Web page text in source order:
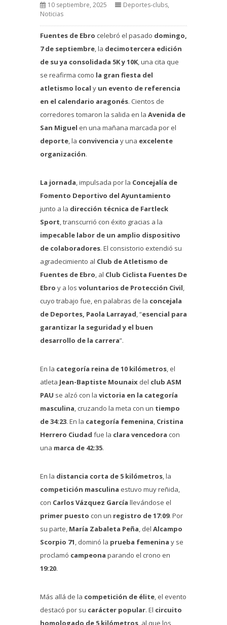
10 septiembre, 2025 Deportes-clubs,
Noticias
Fuentes de Ebro celebró el pasado domingo,
7 de septiembre, la decimotercera edición
de su ya consolidada 5K y 10K, una cita que
se reafirma como la gran fiesta del
atletismo local y un evento de referencia
en el calendario aragonés. Cientos de
corredores tomaron la salida en la Avenida de
San Miguel en una mañana marcada por el
deporte, la convivencia y una excelente
organización.
La jornada, impulsada por la Concejalía de
Fomento Deportivo del Ayuntamiento
junto a la dirección técnica de Fartleck
Sport, transcurrió con éxito gracias a la
impecable labor de un amplio dispositivo
de colaboradores. El consistorio extendió su
agradecimiento al Club de Atletismo de
Fuentes de Ebro, al Club Ciclista Fuentes De
Ebro y a los voluntarios de Protección Civil,
cuyo trabajo fue, en palabras de la concejala
de Deportes, Paola Larrayad, “esencial para
garantizar la seguridad y el buen
desarrollo de la carrera”.
En la categoría reina de 10 kilómetros, el
atleta Jean-Baptiste Mounaix del club ASM
PAU se alzó con la victoria en la categoría
masculina, cruzando la meta con un tiempo
de 34:23. En la categoría femenina, Cristina
Herrero Ciudad fue la clara vencedora con
una marca de 42:35.
En la distancia corta de 5 kilómetros, la
competición masculina estuvo muy reñida,
con Carlos Vázquez García llevándose el
primer puesto con un registro de 17:09. Por
su parte, María Zabaleta Peña, del Alcampo
Scorpio 71, dominó la prueba femenina y se
proclamó campeona parando el crono en
19:20.
Más allá de la competición de élite, el evento
destacó por su carácter popular. El circuito
homologado de 5 kilómetros , al que los